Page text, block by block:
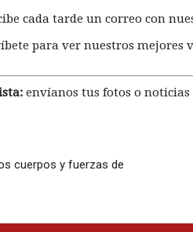
cada tarde un correo con
para ver nuestros mejores
envíanos tus fotos o noticias
cuerpos y fuerzas de